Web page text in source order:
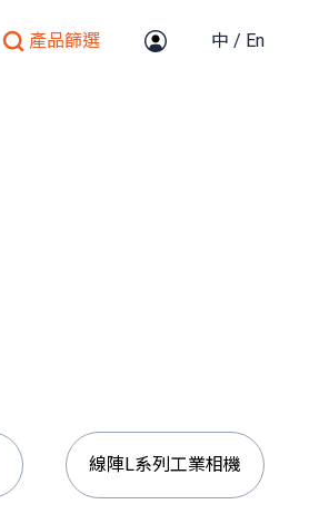
產品篩選 中 / En
線陣L系列工業相機